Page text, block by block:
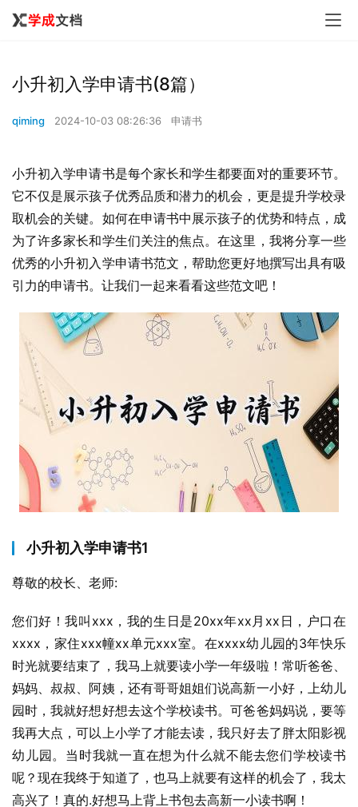
小升初入学申请书(8篇）
qiming 2024-10-03 08:26:36 申请书
小升初入学申请书是每个家长和学生都要面对的重要环节。
它不仅是展示孩子优秀品质和潜力的机会，更是提升学校录
取机会的关键。如何在申请书中展示孩子的优势和特点，成
为了许多家长和学生们关注的焦点。在这里，我将分享一些
优秀的小升初入学申请书范文，帮助您更好地撰写出具有吸
引力的申请书。让我们一起来看看这些范文吧！
小升初入学申请书1
尊敬的校长、老师:
您们好！我叫xxx，我的生日是20xx年xx月xx日，户口在
xxxx，家住xxx幢xx单元xxx室。在xxxx幼儿园的3年快乐
时光就要结束了，我马上就要读小学一年级啦！常听爸爸、
妈妈、叔叔、阿姨，还有哥哥姐姐们说高新一小好，上幼儿
园时，我就好想好想去这个学校读书。可爸爸妈妈说，要等
我再大点，可以上小学了才能去读，我只好去了胖太阳影视
幼儿园。当时我就一直在想为什么就不能去您们学校读书
呢？现在我终于知道了，也马上就要有这样的机会了，我太
高兴了！真的.好想马上背上书包去高新一小读书啊！